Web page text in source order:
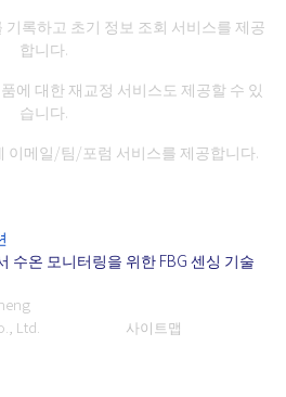
기록하고 초기 정보 조회 서비스를 제공
합니다.
에 대한 재교정 서비스도 제공할 수 있
습니다.
이메일/팀/포럼 서비스를 제공합니다.
수온 모니터링을 위한 FBG 센싱 기술
Ltd.
사이트맵